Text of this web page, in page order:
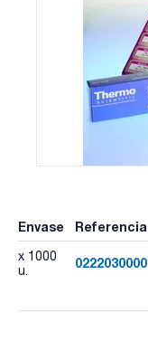
Envase Referencia
x 1000
u.
0222030000